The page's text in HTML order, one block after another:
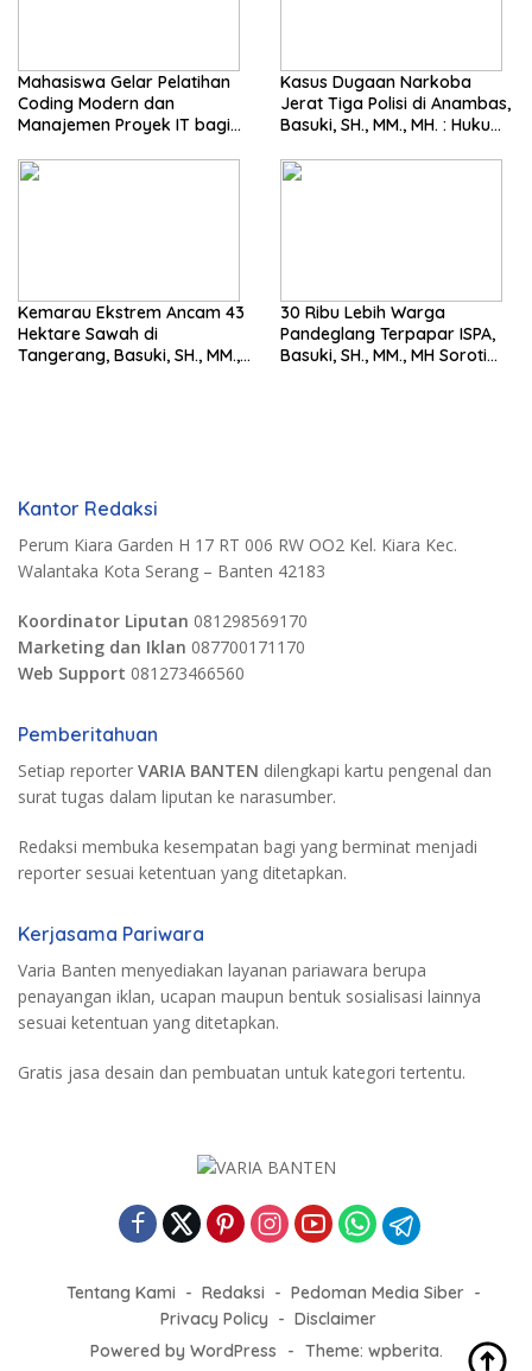
Mahasiswa Gelar Pelatihan
Coding Modern dan
Manajemen Proyek IT bagi
Kasus Dugaan Narkoba
Jerat Tiga Polisi di Anambas,
Basuki, SH., MM., MH. : Hukum
Kemarau Ekstrem Ancam 43
Hektare Sawah di
Tangerang, Basuki, SH., MM.,
30 Ribu Lebih Warga
Pandeglang Terpapar ISPA,
Basuki, SH., MM., MH Soroti
Kantor Redaksi
Perum Kiara Garden H 17 RT 006 RW OO2 Kel. Kiara Kec.
Walantaka Kota Serang – Banten 42183
Koordinator Liputan 081298569170
Marketing dan Iklan 087700171170
Web Support 081273466560
Pemberitahuan
Setiap reporter VARIA BANTEN dilengkapi kartu pengenal dan
surat tugas dalam liputan ke narasumber.
Redaksi membuka kesempatan bagi yang berminat menjadi
reporter sesuai ketentuan yang ditetapkan.
Kerjasama Pariwara
Varia Banten menyediakan layanan pariawara berupa
penayangan iklan, ucapan maupun bentuk sosialisasi lainnya
sesuai ketentuan yang ditetapkan.
Gratis jasa desain dan pembuatan untuk kategori tertentu.
Tentang Kami Redaksi
Pedoman Media Siber
Privacy Policy
Disclaimer
Powered by WordPress
- Theme: wpberita.